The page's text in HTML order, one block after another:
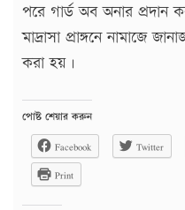
পরে গার্ড অব অনার
মাদ্রাসা প্রাঙ্গনে নামাজে
করা হয়।
পোষ্ট শেয়ার করুন
Facebook
Twitter
Print